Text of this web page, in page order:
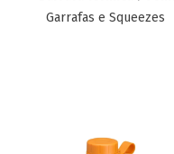
Garrafas e Squeezes